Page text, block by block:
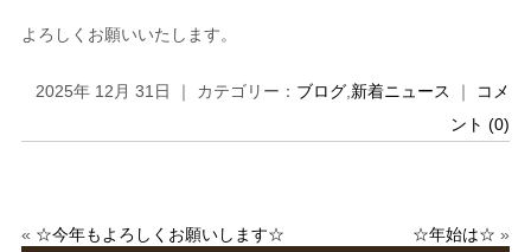
よろしくお願いいたします。
2025年 12月 31日 ｜ カテゴリー： ブログ 新着ニュース ｜ コメ
ント (0)
« ☆今年もよろしくお願いします☆ ☆年始は☆ »